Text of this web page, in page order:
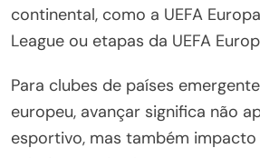
continental, como a UEFA
League ou etapas da UEFA
Para clubes de países
europeu, avançar significa não
esportivo, mas também